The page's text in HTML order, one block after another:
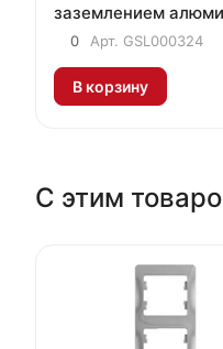
заземлением
0 Арт. GSL000324
В корзину
С этим